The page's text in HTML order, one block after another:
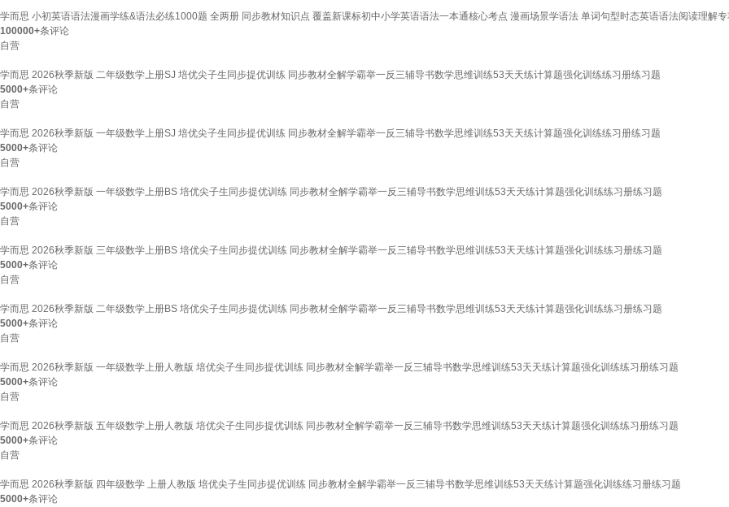
学而思 小初英语语法漫画学练&语法必练1000题 全两册 同步教材知识点 覆盖新课标初中小学英语语法一本通核心考点 漫画场景学语法 单词句型时态英语语法阅读理解专
100000+条评论
自营
学而思 2026秋季新版 二年级数学上册SJ 培优尖子生同步提优训练 同步教材全解学霸举一反三辅导书数学思维训练53天天练计算题强化训练练习册练习题
5000+条评论
自营
学而思 2026秋季新版 一年级数学上册SJ 培优尖子生同步提优训练 同步教材全解学霸举一反三辅导书数学思维训练53天天练计算题强化训练练习册练习题
5000+条评论
自营
学而思 2026秋季新版 一年级数学上册BS 培优尖子生同步提优训练 同步教材全解学霸举一反三辅导书数学思维训练53天天练计算题强化训练练习册练习题
5000+条评论
自营
学而思 2026秋季新版 三年级数学上册BS 培优尖子生同步提优训练 同步教材全解学霸举一反三辅导书数学思维训练53天天练计算题强化训练练习册练习题
5000+条评论
自营
学而思 2026秋季新版 二年级数学上册BS 培优尖子生同步提优训练 同步教材全解学霸举一反三辅导书数学思维训练53天天练计算题强化训练练习册练习题
5000+条评论
自营
学而思 2026秋季新版 一年级数学上册人教版 培优尖子生同步提优训练 同步教材全解学霸举一反三辅导书数学思维训练53天天练计算题强化训练练习册练习题
5000+条评论
自营
学而思 2026秋季新版 五年级数学上册人教版 培优尖子生同步提优训练 同步教材全解学霸举一反三辅导书数学思维训练53天天练计算题强化训练练习册练习题
5000+条评论
自营
学而思 2026秋季新版 四年级数学 上册人教版 培优尖子生同步提优训练 同步教材全解学霸举一反三辅导书数学思维训练53天天练计算题强化训练练习册练习题
5000+条评论